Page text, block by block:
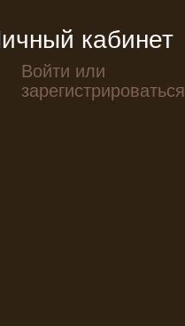
кабинет
Войти или
зарегистрироваться